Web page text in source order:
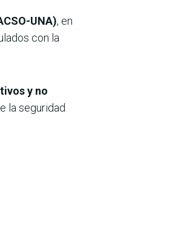
UNA), en
con la
y no
la seguridad